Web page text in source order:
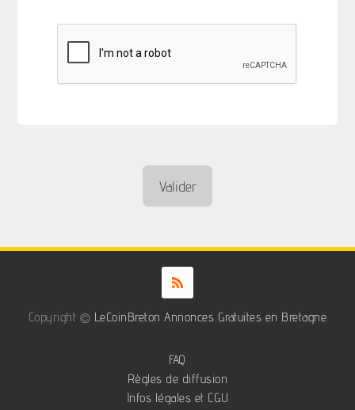
Copyright © LeCoinBreton Annonces Gratuites en Bretagne
FAQ
Règles de diffusion
Infos légales et CGU